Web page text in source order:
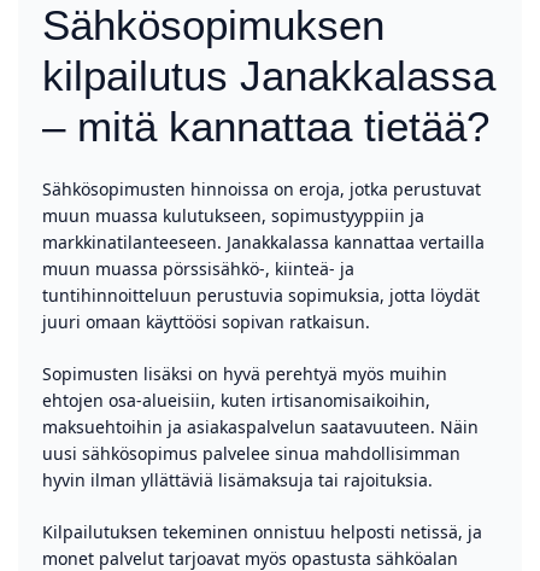
Sähkösopimuksen
kilpailutus Janakkalassa
– mitä kannattaa tietää?
Sähkösopimusten hinnoissa on eroja, jotka perustuvat
muun muassa kulutukseen, sopimustyyppiin ja
markkinatilanteeseen. Janakkalassa kannattaa vertailla
muun muassa pörssisähkö-, kiinteä- ja
tuntihinnoitteluun perustuvia sopimuksia, jotta löydät
juuri omaan käyttöösi sopivan ratkaisun.
Sopimusten lisäksi on hyvä perehtyä myös muihin
ehtojen osa-alueisiin, kuten irtisanomisaikoihin,
maksuehtoihin ja asiakaspalvelun saatavuuteen. Näin
uusi sähkösopimus palvelee sinua mahdollisimman
hyvin ilman yllättäviä lisämaksuja tai rajoituksia.
Kilpailutuksen tekeminen onnistuu helposti netissä, ja
monet palvelut tarjoavat myös opastusta sähköalan